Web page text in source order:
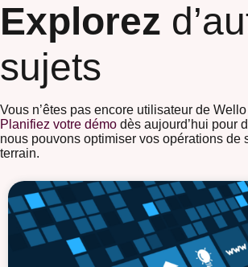
Explorez
sujets
Vous n’êtes pas encore utilisateur de
Planifiez votre démo dès aujourd’hui pour
nous pouvons optimiser vos opérations de
terrain.